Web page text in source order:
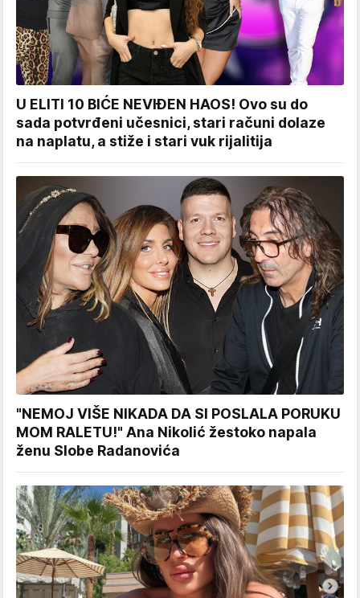
U ELITI 10 BIĆE NEVIĐEN HAOS! Ovo su do
sada potvrđeni učesnici, stari računi dolaze
na naplatu, a stiže i stari vuk rijalitija
"NEMOJ VIŠE NIKADA DA SI POSLALA PORUKU
MOM RALETU!" Ana Nikolić žestoko napala
ženu Slobe Radanovića